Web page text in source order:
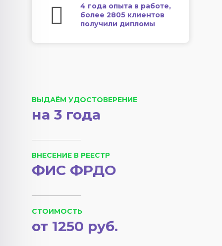
4 года опыта в работе,
более 2805 клиентов
получили дипломы
ВЫДАЁМ УДОСТОВЕРЕНИЕ
на 3 года
ВНЕСЕНИЕ В РЕЕСТР
ФИС ФРДО
СТОИМОСТЬ
от 1250 руб.